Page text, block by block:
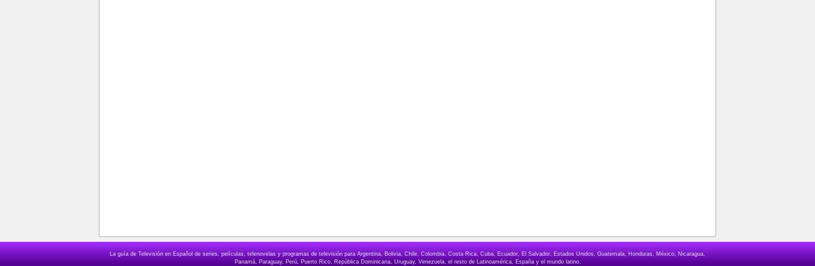
La guía de Televisión en Español de series, películas, telenovelas y programas de televisión para Argentina, Bolivia, Chile, Colombia, Costa Rica, Cuba, Ecuador, El Salvador, Estados Unidos, Guatemala, Honduras, México, Nicaragua,
Panamá, Paraguay, Perú, Puerto Rico, República Dominicana, Uruguay, Venezuela, el resto de Latinoamérica, España y el mundo latino.